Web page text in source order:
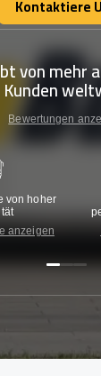
Kontaktiere
Kontaktiere
von mehr
Kunden
Bewertungen
von hoher
anzeigen